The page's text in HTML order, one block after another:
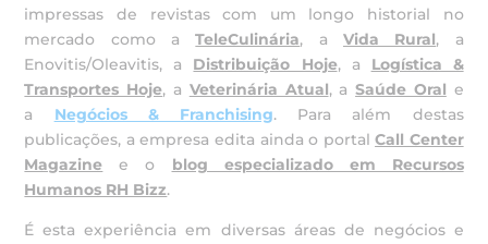
impressas de revistas com um longo historial no
mercado como aTeleCulinária, a Vida Rural, a
Enovitis/Oleavitis, a Distribuição Hoje, a Logística &
Transportes Hoje, a Veterinária Atual, aSaúde Oral e
a Negócios & Franchising. Para além destas
publicações, a empresa edita ainda o portalCall Center
Magazine e o blog especializado em Recursos
Humanos RH Bizz.
É esta experiência em diversas áreas de negócios e